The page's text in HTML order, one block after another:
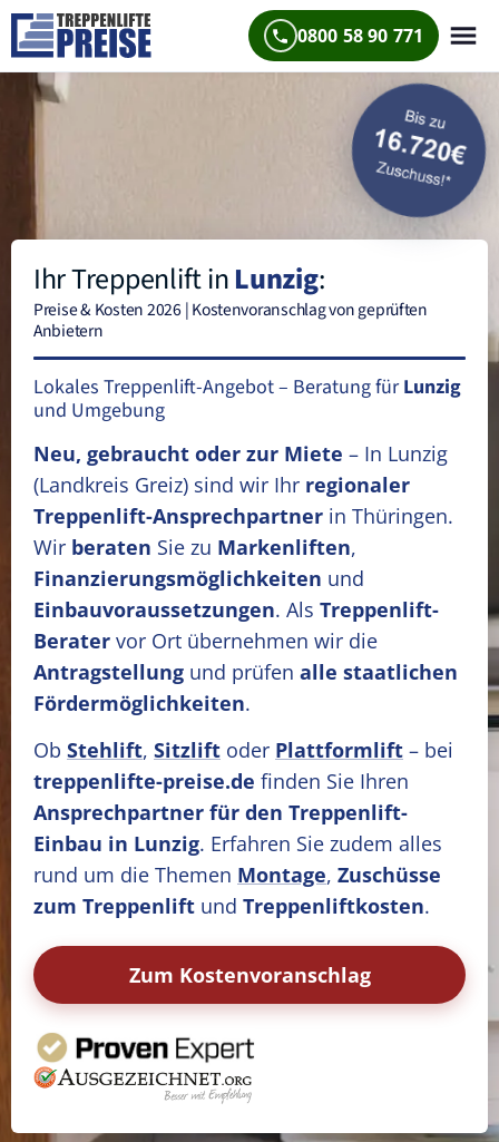
0800 58 90 771
Ihr Treppenlift inLunzig:
Preise & Kosten 2026 | Kostenvoranschlag von geprüften
Anbietern
Lokales Treppenlift-Angebot – Beratung fürLunzig
und Umgebung
Neu, gebraucht oder zur Miete – In Lunzig
(Landkreis Greiz) sind wir Ihr regionaler
Treppenlift-Ansprechpartner in Thüringen.
Wir beraten Sie zu Markenliften,
Finanzierungsmöglichkeiten und
Einbauvoraussetzungen. Als Treppenlift-
Berater vor Ort übernehmen wir die
Antragstellung und prüfen alle staatlichen
Fördermöglichkeiten.
Ob Stehlift, Sitzlift oder Plattformlift – bei
treppenlifte-preise.de finden Sie Ihren
Ansprechpartner für den Treppenlift-
Einbau in Lunzig. Erfahren Sie zudem alles
rund um die Themen Montage, Zuschüsse
zum Treppenlift und Treppenliftkosten.
Zum Kostenvoranschlag